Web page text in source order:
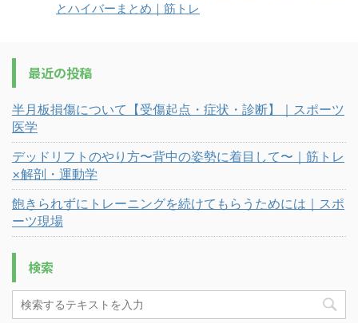
とハイバーまとめ｜筋トレ
最近の投稿
半月板損傷について【受傷起点・症状・診断】｜スポーツ
医学
デッドリフトのやり方〜背中の姿勢に着目して〜｜筋トレ
×解剖・運動学
飽きられずにトレーニングを続けてもらうためには｜スポ
ーツ現場
検索